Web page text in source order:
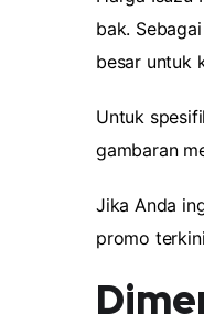
bak.
besar untuk
Untuk
gambaran
Jika Anda
promo